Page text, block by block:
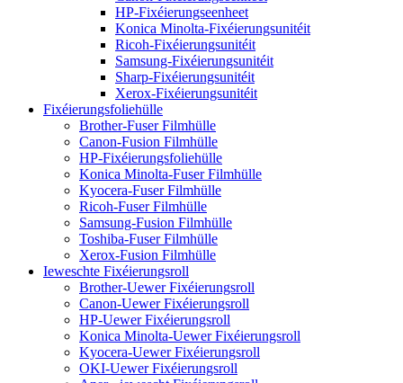
HP-Fixéierungseenheet
Konica Minolta-Fixéierungsunitéit
Ricoh-Fixéierungsunitéit
Samsung-Fixéierungsunitéit
Sharp-Fixéierungsunitéit
Xerox-Fixéierungsunitéit
Fixéierungsfoliehülle
Brother-Fuser Filmhülle
Canon-Fusion Filmhülle
HP-Fixéierungsfoliehülle
Konica Minolta-Fuser Filmhülle
Kyocera-Fuser Filmhülle
Ricoh-Fuser Filmhülle
Samsung-Fusion Filmhülle
Toshiba-Fuser Filmhülle
Xerox-Fusion Filmhülle
Ieweschte Fixéierungsroll
Brother-Uewer Fixéierungsroll
Canon-Uewer Fixéierungsroll
HP-Uewer Fixéierungsroll
Konica Minolta-Uewer Fixéierungsroll
Kyocera-Uewer Fixéierungsroll
OKI-Uewer Fixéierungsroll